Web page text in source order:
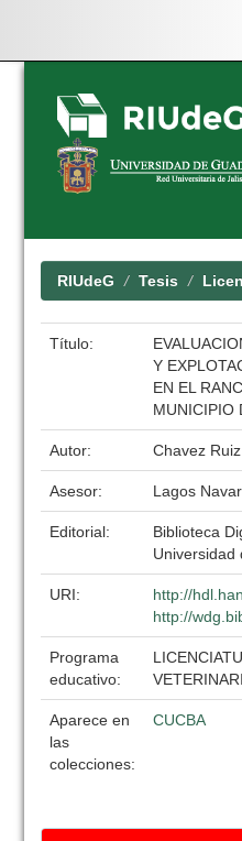
Skip
navigation
RIUdeG Tesis
Título:
Y
EN EL
MUNICIPIO
Autor: Chavez
Asesor: Lagos
Editorial:
Biblioteca
Universidad
URI:
http://
http://
Programa
educativo:
Aparece en
las
colecciones:
CUCBA